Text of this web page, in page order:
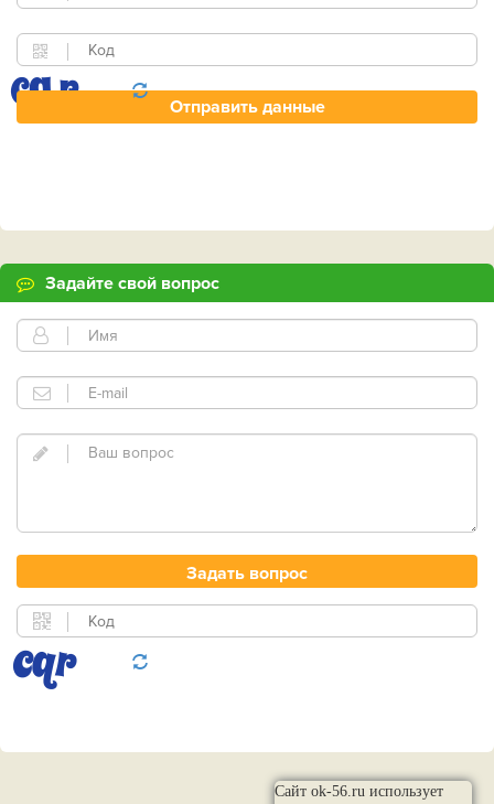
Задайте свой вопрос
Сайт ok-56.ru использует